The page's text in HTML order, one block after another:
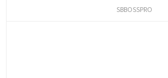
SBBOSSPRO